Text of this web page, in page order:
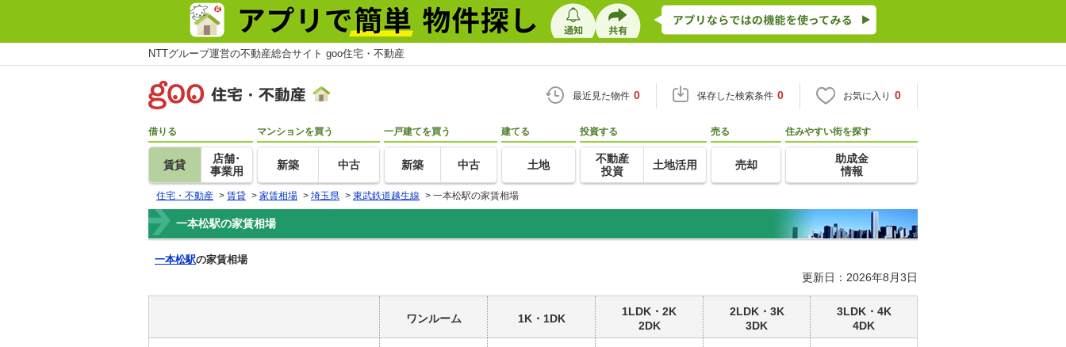
NTTグループ運営の不動産総合サイト goo住宅・不動産
最近見た物件 0 保存した検索条件 0 お気に入り 0
借りる
賃貸
店舗･
事業用
マンションを買う
新築 中古
一戸建てを買う
新築 中古
建てる
土地
投資する
不動産
投資
土地活用
売る
売却
住みやすい街を探す
助成金
情報
住宅・不動産 > 賃貸 > 家賃相場 > 埼玉県 > 東武鉄道越生線 > 一本松駅の家賃相場
一本松駅の家賃相場
一本松駅の家賃相場
更新日：2026年8月3日
ワンルーム 1K・1DK
1LDK・2K
2DK
2LDK・3K
3DK
3LDK・4K
4DK